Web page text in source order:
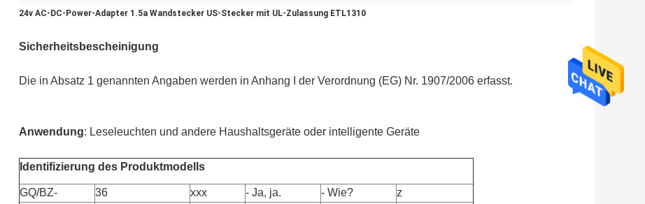
24v AC-DC-Power-Adapter 1.5a Wandstecker US-Stecker mit UL-Zulassung ETL1310
Sicherheitsbescheinigung
Die in Absatz 1 genannten Angaben werden in Anhang I der Verordnung (EG) Nr. 1907/2006 erfasst.
Anwendung: Leseleuchten und andere Haushaltsgeräte oder intelligente Geräte
Identifizierung des Produktmodells
GQ/BZ- 36 xxx - Ja, ja. - Wie?
z